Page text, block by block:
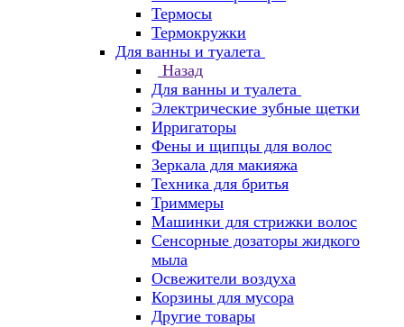
Термосы
Термокружки
Для ванны и туалета
Назад
Для ванны и туалета
Электрические зубные щетки
Ирригаторы
Фены и щипцы для волос
Зеркала для макияжа
Техника для бритья
Триммеры
Машинки для стрижки волос
Сенсорные дозаторы жидкого
мыла
Освежители воздуха
Корзины для мусора
Другие товары